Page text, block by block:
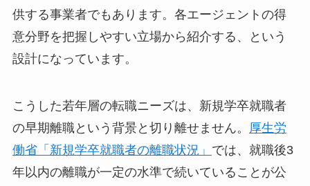
供する事業者でもあります。各エージェントの得
意分野を把握しやすい立場から紹介する、という
設計になっています。
こうした若年層の転職ニーズは、新規学卒就職者
の早期離職という背景と切り離せません。
厚生労
働省「新規学卒就職者の離職状況」 では、就職後3
年以内の離職が一定の水準で続いていることが公